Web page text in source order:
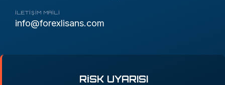
İLETIŞIM MAILI
info@forexlisans.com
RİSK UYARISI